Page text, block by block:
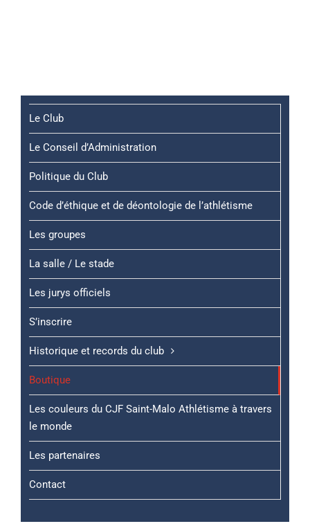
Le Club
Le Conseil d’Administration
Politique du Club
Code d’éthique et de déontologie de l’athlétisme
Les groupes
La salle / Le stade
Les jurys officiels
S’inscrire
Historique et records du club
Boutique
Les couleurs du CJF Saint-Malo Athlétisme à travers
le monde
Les partenaires
Contact